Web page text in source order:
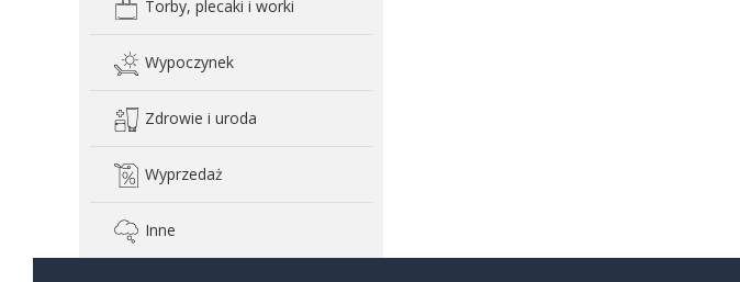
Torby, plecaki i worki
Wypoczynek
Zdrowie i uroda
Wyprzedaż
Inne